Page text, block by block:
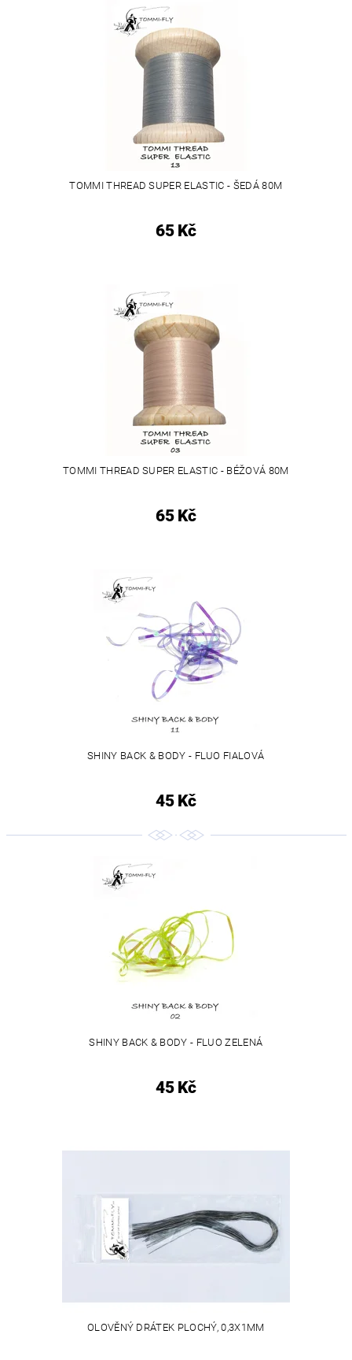
TOMMI THREAD SUPER ELASTIC - ŠEDÁ 80M
65 Kč
TOMMI THREAD SUPER ELASTIC - BÉŽOVÁ 80M
65 Kč
SHINY BACK & BODY - FLUO FIALOVÁ
45 Kč
SHINY BACK & BODY - FLUO ZELENÁ
45 Kč
OLOVĚNÝ DRÁTEK PLOCHÝ, 0,3X1MM